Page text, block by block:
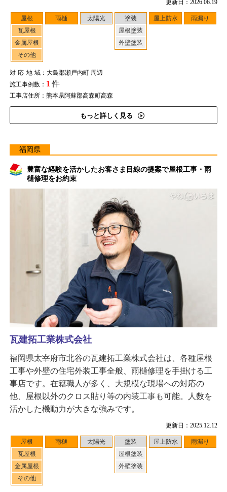
更新日：2026.06.19
屋根
瓦屋根
金属屋根
その他
雨樋 太陽光
塗装
屋根塗装
外壁塗装
屋上防水 雨漏り
対応地域：大島郡瀬戸内町 周辺
施工事例数： 1 件
工事店住所：熊本県阿蘇郡高森町高森
もっと詳しく見る
福岡県
豊富な経験を活かしたお客さま目線の提案で屋根工事・雨
樋修理をお約束
更新日：2025.12.12
屋根
瓦屋根
金属屋根
その他
雨樋 太陽光
塗装
屋根塗装
外壁塗装
屋上防水 雨漏り
瓦建拓工業株式会社
福岡県太宰府市北谷の瓦建拓工業株式会社は、各種屋根
工事や外壁の住宅外装工事全般、雨樋修理を手掛ける工
事店です。在籍職人が多く、大規模な現場への対応の
他、屋根以外のクロス貼り等の内装工事も可能。人数を
活かした機動力が大きな強みです。